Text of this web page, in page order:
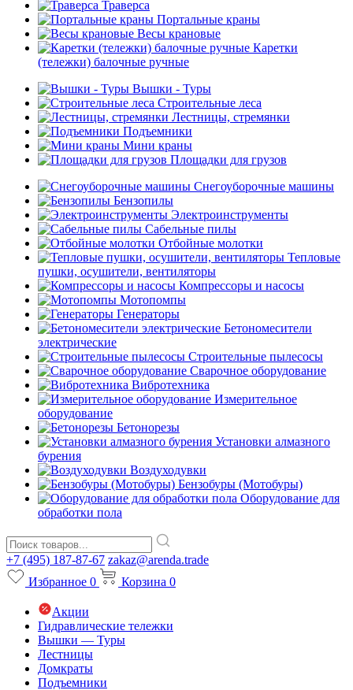
Траверса
Портальные краны
Весы крановые
Каретки
(тележки) балочные ручные
Вышки - Туры
Строительные леса
Лестницы, стремянки
Подъемники
Мини краны
Площадки для грузов
Снегоуборочные машины
Бензопилы
Электроинструменты
Сабельные пилы
Отбойные молотки
Тепловые
пушки, осушители, вентиляторы
Компрессоры и насосы
Мотопомпы
Генераторы
Бетономесители
электрические
Строительные пылесосы
Сварочное оборудование
Вибротехника
Измерительное
оборудование
Бетонорезы
Установки алмазного
бурения
Воздуходувки
Бензобуры (Мотобуры)
Оборудование для
обработки пола
+7 (495) 187-87-67 zakaz@arenda.trade
Избранное 0 Корзина 0
Акции
Гидравлические тележки
Вышки — Туры
Лестницы
Домкраты
Подъемники